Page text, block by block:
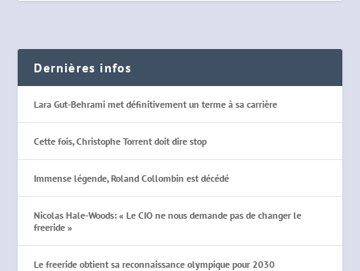
Dernières infos
Lara Gut-Behrami met définitivement un terme à sa carrière
Cette fois, Christophe Torrent doit dire stop
Immense légende, Roland Collombin est décédé
Nicolas Hale-Woods: « Le CIO ne nous demande pas de changer le
freeride »
Le freeride obtient sa reconnaissance olympique pour 2030